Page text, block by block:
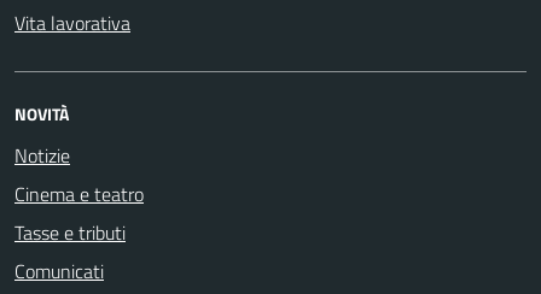
Vita lavorativa
NOVITÀ
Notizie
Cinema e teatro
Tasse e tributi
Comunicati